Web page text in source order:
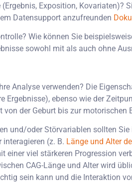
Exposition, Kovariaten)?
Datensupport anzufreunden
Wie können Sie
sowohl mit als auch ohne
Analyse verwenden? Die
ebenso wie der
der Geburt bis zur motorischen
und/oder Störvariablen sollten Sie
(z. B. Länge und Alter
viel stärkeren Progression
CAG-Länge und Alter wird
sein kann und die Interaktion